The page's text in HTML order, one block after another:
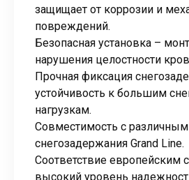
защищает от коррозии и
повреждений.
Безопасная установка –
нарушения целостности
Прочная фиксация
устойчивость к большим
нагрузкам.
Совместимость с
снегозадержания Grand Line.
Соответствие европейским
высокий уровень